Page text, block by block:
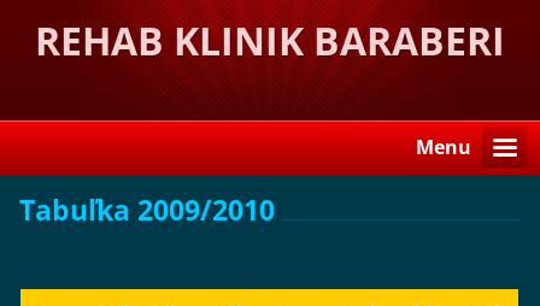
REHAB KLINIK BARABERI
Menu
Tabuľka 2009/2010